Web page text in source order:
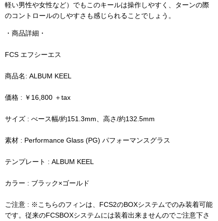
軽い男性や女性など）でもこのキールは操作しやすく、ターンの際
のコントロールのしやすさも感じられることでしょう。
・商品詳細・
FCS エフシーエス
商品名: ALBUM KEEL
価格 : ￥16,800 ＋tax
サイズ : べース幅/約151.3mm、高さ/約132.5mm
素材 : Performance Glass (PG) パフォーマンスグラス
テンプレート : ALBUM KEEL
カラー : ブラック×ゴールド
ご注意 : ※こちらのフィンは、FCS2のBOXシステムでのみ装着可能
です。従来のFCSBOXシステムには装着出来ませんのでご注意下さ